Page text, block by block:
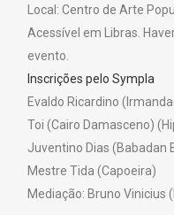
Local: Centro de Arte
Acessível em Libras.
evento.
Inscrições pelo Sympla
Evaldo Ricardino
Toi (Cairo Damasceno)
Juventino Dias (Babadan
Mestre Tida (Capoeira)
Mediação: Bruno Vinicius